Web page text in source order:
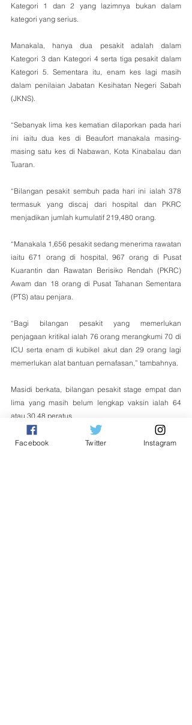
Kategori 1 dan 2 yang lazimnya bukan dalam
kategori yang serius.
Manakala, hanya dua pesakit adalah dalam
Kategori 3 dan Kategori 4 serta tiga pesakit dalam
Kategori 5. Sementara itu, enam kes lagi masih
dalam penilaian Jabatan Kesihatan Negeri Sabah
(JKNS).
“Sebanyak lima kes kematian dilaporkan pada hari
ini iaitu dua kes di Beaufort manakala masing-
masing satu kes di Nabawan, Kota Kinabalau dan
Tuaran.
“Bilangan pesakit sembuh pada hari ini ialah 378
termasuk yang discaj dari hospital dan PKRC
menjadikan jumlah kumulatif 219,480 orang.
“Manakala 1,656 pesakit sedang menerima rawatan
iaitu 671 orang di hospital, 967 orang di Pusat
Kuarantin dan Rawatan Berisiko Rendah (PKRC)
Awam dan 18 orang di Pusat Tahanan Sementara
(PTS) atau penjara.
“Bagi bilangan pesakit yang memerlukan
penjagaan kritikal ialah 76 orang merangkumi 70 di
ICU serta enam di kubikel akut dan 29 orang lagi
memerlukan alat bantuan pernafasan,” tambahnya.
Masidi berkata, bilangan pesakit stage empat dan
lima yang masih belum lengkap vaksin ialah 64
atau 30.48 peratus.
Covid-19Masidi Manjun
Facebook Twitter Instagram